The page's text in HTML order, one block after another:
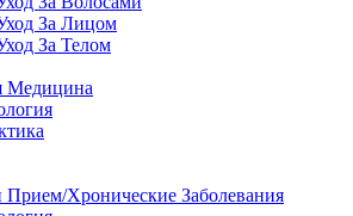
За Лицом
За Телом
Медицина
Прием/Хронические Заболевания